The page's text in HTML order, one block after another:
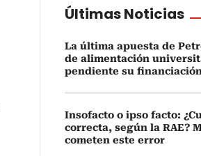
Últimas Noticias
La última apuesta de
de alimentación
pendiente su financiación
Insofacto o ipso facto:
correcta, según la RAE?
cometen este error